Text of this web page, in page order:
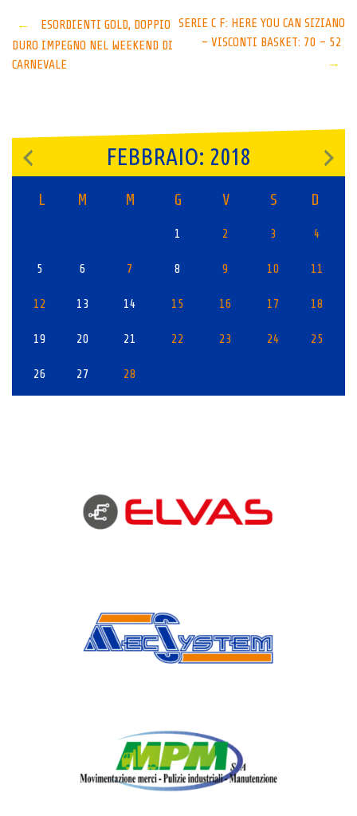
Post
navigation
←
ESORDIENTI GOLD, DOPPIO
DURO IMPEGNO NEL WEEKEND DI
CARNEVALE
SERIE C F: HERE YOU CAN SIZIANO
– VISCONTI BASKET: 70 – 52
→
FEBBRAIO: 2018
L M M G V S D
1 2 3 4
5 6 7 8 9 10 11
12 13 14 15 16 17 18
19 20 21 22 23 24 25
26 27 28